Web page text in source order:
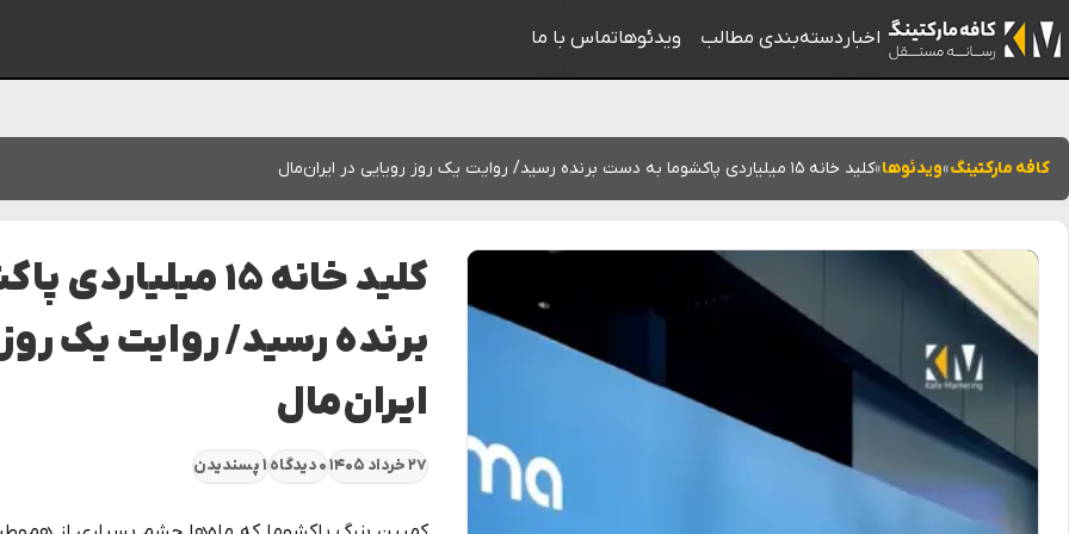
اخبار دسته‌بندی مطالب ویدئوهاتماس با ما
کافه مارکتینگ»ویدئوها»کلید خانه ۱۵ میلیاردی پاکشوما به دست برنده رسید/ روایت یک روز رویایی در ایران‌مال
کلید خانه ۱۵
برنده رسید/ روایت یک
ایران‌مال
۲۷ خرداد ۱۴۰۵ ۰ دیدگاه ۱ پسندیدن